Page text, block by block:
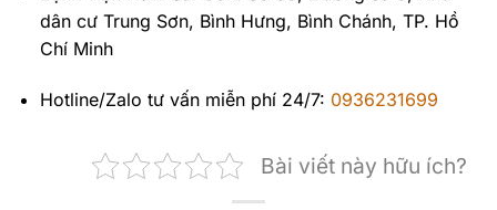
dân cư Trung Sơn, Bình Hưng, Bình Chánh, TP. Hồ
Chí Minh
Hotline/Zalo tư vấn miễn phí 24/7: 0936231699
Bài viết này hữu ích?